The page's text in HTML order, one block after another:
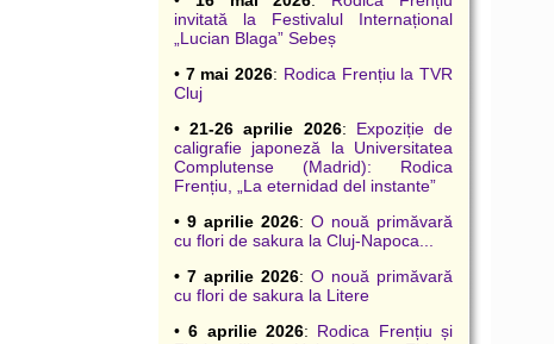
invitată la Festivalul Internațional
„Lucian Blaga” Sebeș
• 7 mai 2026: Rodica Frențiu la TVR
Cluj
• 21-26 aprilie 2026: Expoziție de
caligrafie japoneză la Universitatea
Complutense (Madrid): Rodica
Frențiu, „La eternidad del instante”
• 9 aprilie 2026: O nouă primăvară
cu flori de sakura la Cluj-Napoca...
• 7 aprilie 2026: O nouă primăvară
cu flori de sakura la Litere
• 6 aprilie 2026: Rodica Frențiu și